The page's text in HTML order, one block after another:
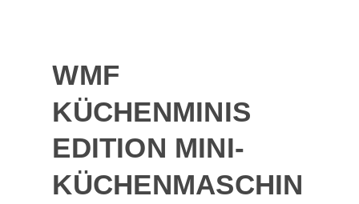
WMF
KÜCHENMINIS
EDITION MINI-
KÜCHENMASCHIN